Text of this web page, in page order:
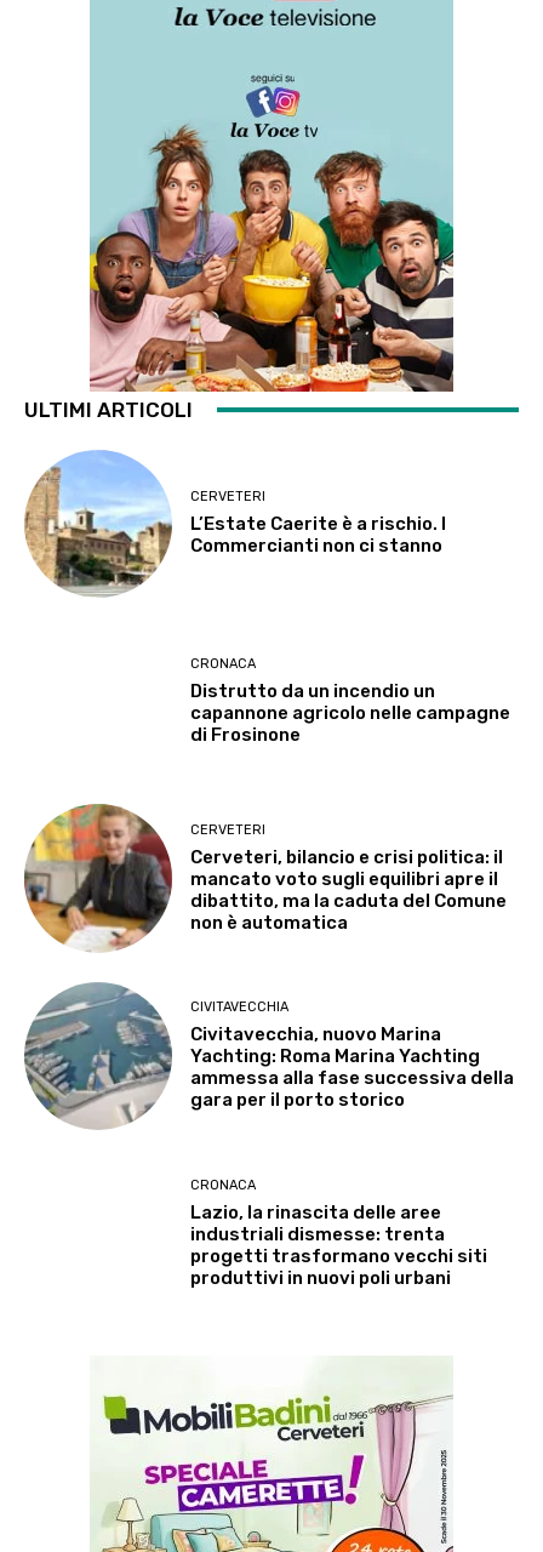
ULTIMI ARTICOLI
CERVETERI
L’Estate Caerite è a rischio. I
Commercianti non ci stanno
CRONACA
Distrutto da un incendio un
capannone agricolo nelle campagne
di Frosinone
CERVETERI
Cerveteri, bilancio e crisi politica: il
mancato voto sugli equilibri apre il
dibattito, ma la caduta del Comune
non è automatica
CIVITAVECCHIA
Civitavecchia, nuovo Marina
Yachting: Roma Marina Yachting
ammessa alla fase successiva della
gara per il porto storico
CRONACA
Lazio, la rinascita delle aree
industriali dismesse: trenta
progetti trasformano vecchi siti
produttivi in nuovi poli urbani